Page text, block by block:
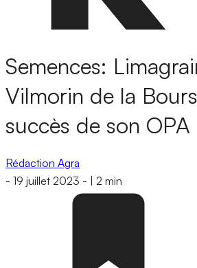
Semences:
Vilmorin de la
succès de son OPA
Rédaction Agra
- 19 juillet 2023 - 2 min